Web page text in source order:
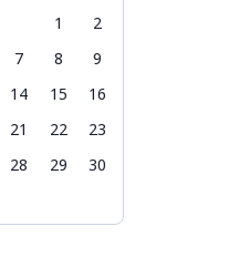
1
2
7 8
9
14 15
16
21 22
23
28 29
30